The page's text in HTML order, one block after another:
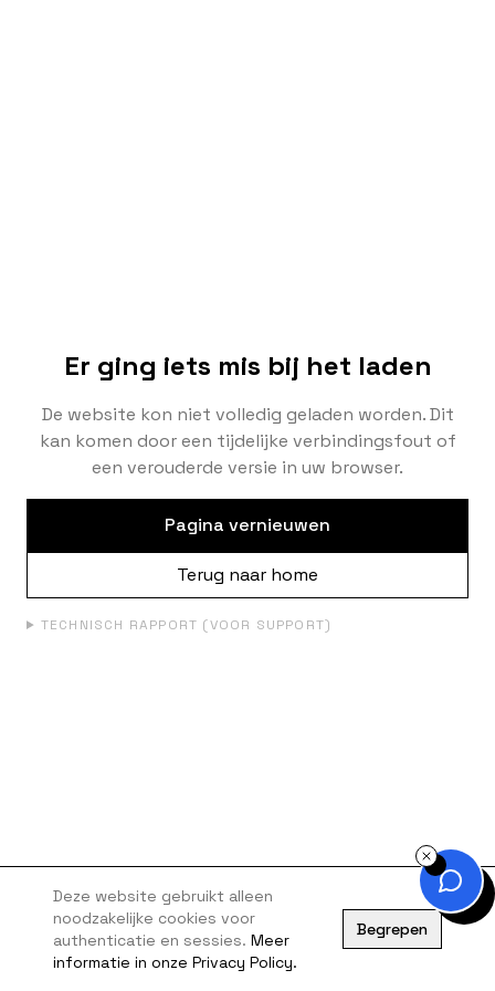
Er ging iets mis bij het laden
De website kon niet volledig geladen worden. Dit
kan komen door een tijdelijke verbindingsfout of
een verouderde versie in uw browser.
Pagina vernieuwen
Terug naar home
TECHNISCH RAPPORT (VOOR SUPPORT)
Deze website gebruikt alleen
noodzakelijke cookies voor
authenticatie en sessies. Meer
informatie in onze Privacy Policy.
Begrepen